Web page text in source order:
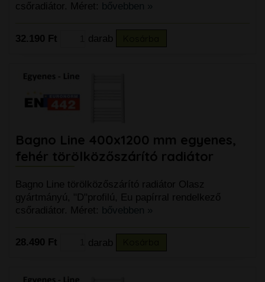
csőradiátor. Méret:
bővebben »
32.190 Ft darab
Bagno Line 400x1200 mm egyenes,
fehér törölközőszárító radiátor
Bagno Line törölközőszárító radiátor Olasz
gyártmányú, "D"profilú, Eu papírral rendelkező
csőradiátor. Méret: bővebben »
28.490 Ft darab